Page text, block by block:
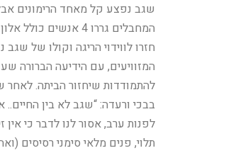
שגב נפצע קל מאחד הרימונים
המחבלים גררו 4
חזרו לווידוי הריגה וקולו של
המזוויעים, עם הידיעה הברורה
בבכי ורעדה: “שגב לא בין
לפנות ערב, אסור לנו לדבר כי
תלוי, פנים מלאי סימני רסיסים